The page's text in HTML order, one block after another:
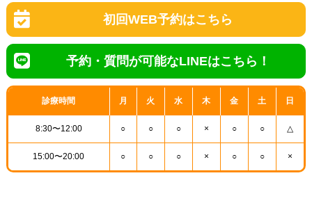
初回WEB予約はこちら
予約・質問が可能なLINEはこちら！
診療時間 月 火 水 木 金 土 日
8:30〜12:00 ○ ○ ○ × ○ ○ △
15:00〜20:00 ○ ○ ○ × ○ ○ ×